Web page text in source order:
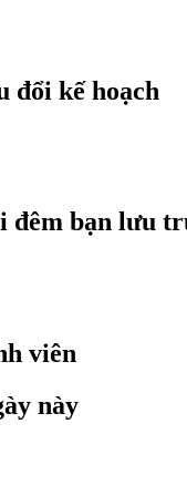
đổi kế hoạch
đêm bạn lưu
viên
này